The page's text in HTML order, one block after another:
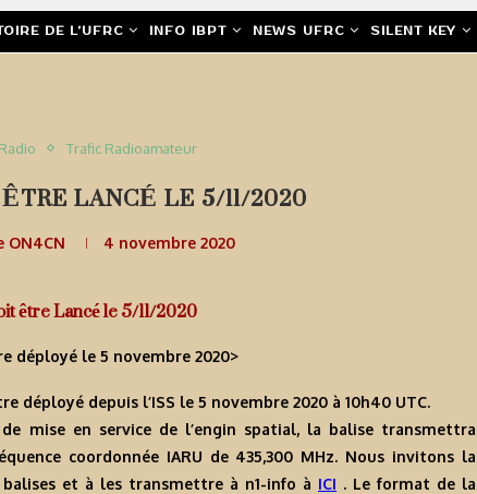
DE L’UFRC INFO IBPT NEWS UFRC SILENT KEY
Trafic Radioamateur
LANCÉ LE 5/11/2020
ON4CN 4 novembre 2020
être Lancé le 5/11/2020
déployé le 5 novembre 2020>
déployé depuis l’ISS le 5 novembre 2020 à 10h40 UTC.
mise en service de l’engin spatial, la balise transmettra
coordonnée IARU de 435,300 MHz. Nous invitons la
et à les transmettre à n1-info à ICI . Le format de la